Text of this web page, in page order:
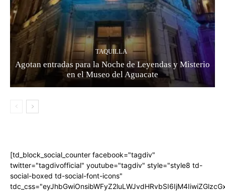
TAQUILLA
Agotan entradas para la Noche de Leyendas y Misterio
en el Museo del Aguacate
[td_block_social_counter facebook="tagdiv"
twitter="tagdivofficial" youtube="tagdiv" style="style8 td-
social-boxed td-social-font-icons"